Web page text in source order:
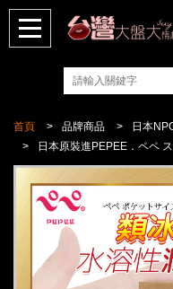
首頁 品牌商品
日本
日本原裝進PEPEE．ペペ